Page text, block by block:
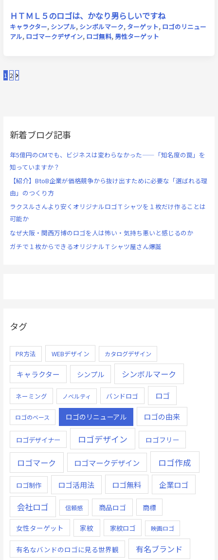
ＨＴＭＬ５のロゴは、かなり男らしいですね
キャラクター, シンプル, シンボルマーク, ターゲット, ロゴのリニュー
アル, ロゴマークデザイン, ロゴ無料,男性ターゲット
1 2
新着ブログ記事
年5億円のCMでも、ビジネスは変わらなかった——「知名度の罠」を
知っていますか？
【紹介】BtoB企業が価格競争から抜け出すために必要な「選ばれる理
由」のつくり方
ラクスルさんより安くオリジナルロゴＴシャツを１枚だけ作ることは
可能か
なぜ大阪・関西万博のロゴを人は怖い・気持ち悪いと感じるのか
ガチで１枚からできるオリジナルＴシャツ屋さん爆誕
タグ
PR方法 WEBデザイン カタログデザイン
キャラクター シンプル シンボルマーク
ネーミング ノベルティ バンドロゴ ロゴ
ロゴのベース ロゴのリニューアル ロゴの由来
ロゴデザイナー ロゴデザイン ロゴフリー
ロゴマーク ロゴマークデザイン ロゴ作成
ロゴ制作 ロゴ活用法 ロゴ無料 企業ロゴ
会社ロゴ 信頼感 商品ロゴ 商標
女性ターゲット 家紋 家紋ロゴ 映画ロゴ
有名なバンドのロゴに見る世界観 有名ブランド